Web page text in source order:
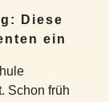
Diese
ein
Schon früh